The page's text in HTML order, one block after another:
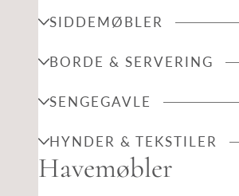
SIDDEMØBLER
BORDE & SERVERING
SENGEGAVLE
HYNDER & TEKSTILER
Havemøbler